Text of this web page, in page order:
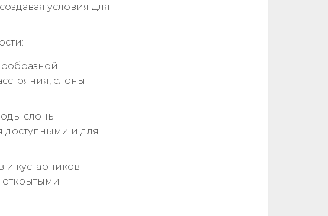
условия для
слоны
слоны
доступными и для
и кустарников
открытыми